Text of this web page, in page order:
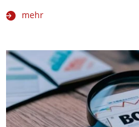
mehr